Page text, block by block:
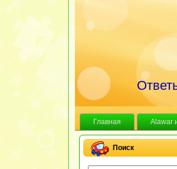
Главная Alawar
Поиск